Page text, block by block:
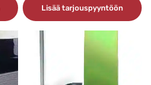
Lisää tarjouspyyntöön